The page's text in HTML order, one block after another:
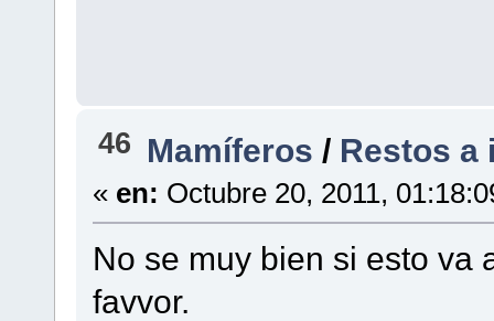
46 Mamíferos / Restos a
« en: Octubre 20, 2011,
No se muy bien si esto va
favvor.